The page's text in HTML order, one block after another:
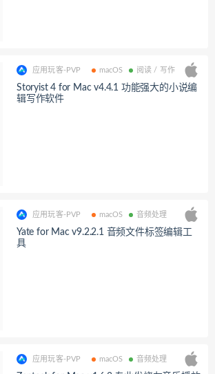
应用玩客-PVP macOS 阅读 / 写作
Storyist 4 for Mac v4.4.1 功能强大的小说编
辑写作软件
应用玩客-PVP macOS 音频处理
Yate for Mac v9.2.2.1 音频文件标签编辑工
具
应用玩客-PVP macOS 音频处理